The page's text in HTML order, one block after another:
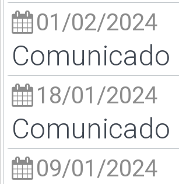
01/02/2024
Comunicado
18/01/2024
Comunicado
09/01/2024